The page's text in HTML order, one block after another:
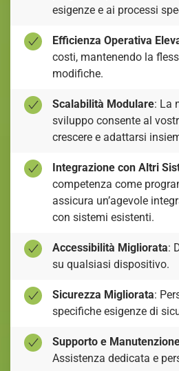
esigenze e ai processi
Efficienza Operativa
costi, mantenendo la
modifiche.
Scalabilità Modulare: La
sviluppo consente al
crescere e adattarsi
Integrazione con Altri
competenza come
assicura un’agevole
con sistemi esistenti.
Accessibilità Migliorata:
su qualsiasi dispositivo.
Sicurezza Migliorata:
specifiche esigenze di
Supporto e
Assistenza dedicata e